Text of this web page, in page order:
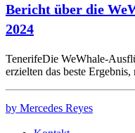
Bericht über die
2024
TenerifeDie WeWhale-
erzielten das beste
by Mercedes Reyes